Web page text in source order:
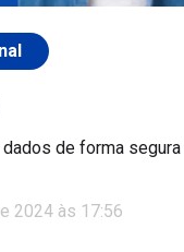
de forma
2024 às 17:56